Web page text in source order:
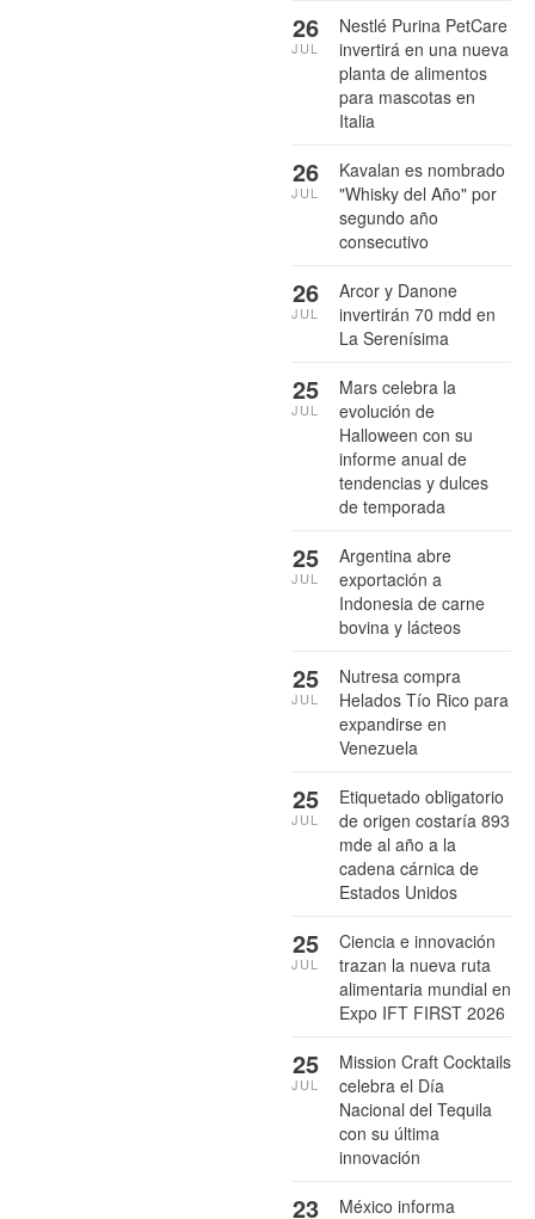
Nestlé Purina PetCare
invertirá en una nueva
planta de alimentos
para mascotas en
Italia
26
JUL
Kavalan es nombrado
"Whisky del Año" por
segundo año
consecutivo
26
JUL
Arcor y Danone
invertirán 70 mdd en
La Serenísima
26
JUL
Mars celebra la
evolución de
Halloween con su
informe anual de
tendencias y dulces
de temporada
25
JUL
Argentina abre
exportación a
Indonesia de carne
bovina y lácteos
25
JUL
Nutresa compra
Helados Tío Rico para
expandirse en
Venezuela
25
JUL
Etiquetado obligatorio
de origen costaría 893
mde al año a la
cadena cárnica de
Estados Unidos
25
JUL
Ciencia e innovación
trazan la nueva ruta
alimentaria mundial en
Expo IFT FIRST 2026
25
JUL
Mission Craft Cocktails
celebra el Día
Nacional del Tequila
con su última
innovación
25
JUL
México informa
23